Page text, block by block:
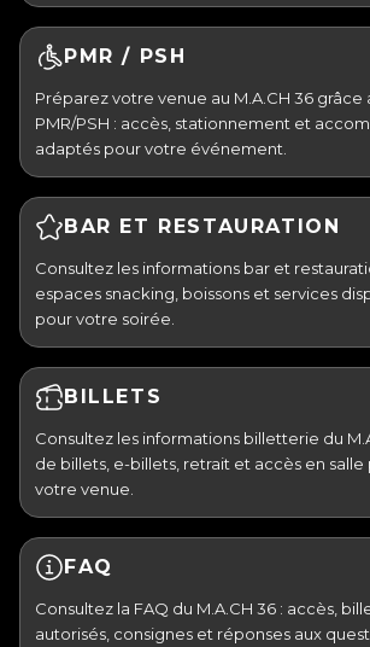
PMR / PSH
Préparez votre venue au M.A.CH 36 grâce
PMR/PSH : accès, stationnement et
adaptés pour votre événement.
BAR ET RESTAURATION
Consultez les informations bar et
espaces snacking, boissons et services
pour votre soirée.
BILLETS
Consultez les informations billetterie du
de billets, e-billets, retrait et accès en
votre venue.
FAQ
Consultez la FAQ du M.A.CH 36 : accès,
autorisés, consignes et réponses aux